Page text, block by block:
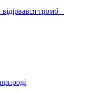
тромб –